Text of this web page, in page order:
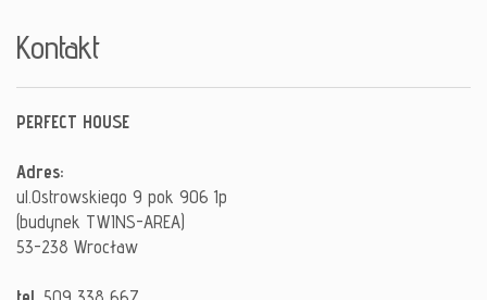
Kontakt
PERFECT HOUSE
Adres:
ul.Ostrowskiego 9 pok 906 1p
(budynek TWINS-AREA)
53-238 Wrocław